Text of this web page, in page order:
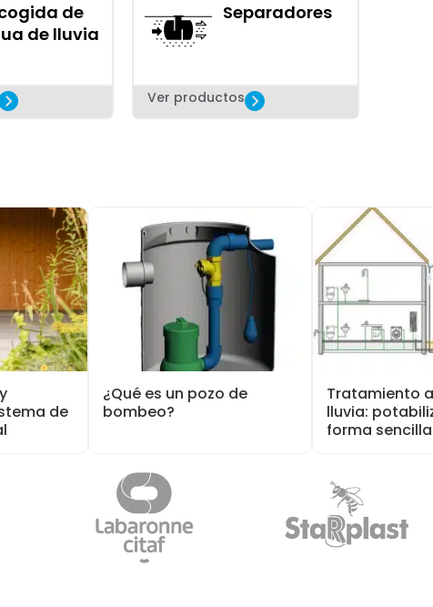
de
de lluvia
Separadores
Ver productos
de
¿Qué es un pozo de
bombeo?
Tratamiento
lluvia:
forma